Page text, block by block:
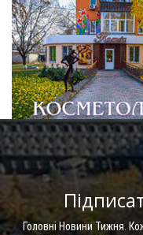
Головні Новини Тижня.